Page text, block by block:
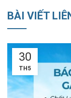
BÀI VIẾT
18
TH5